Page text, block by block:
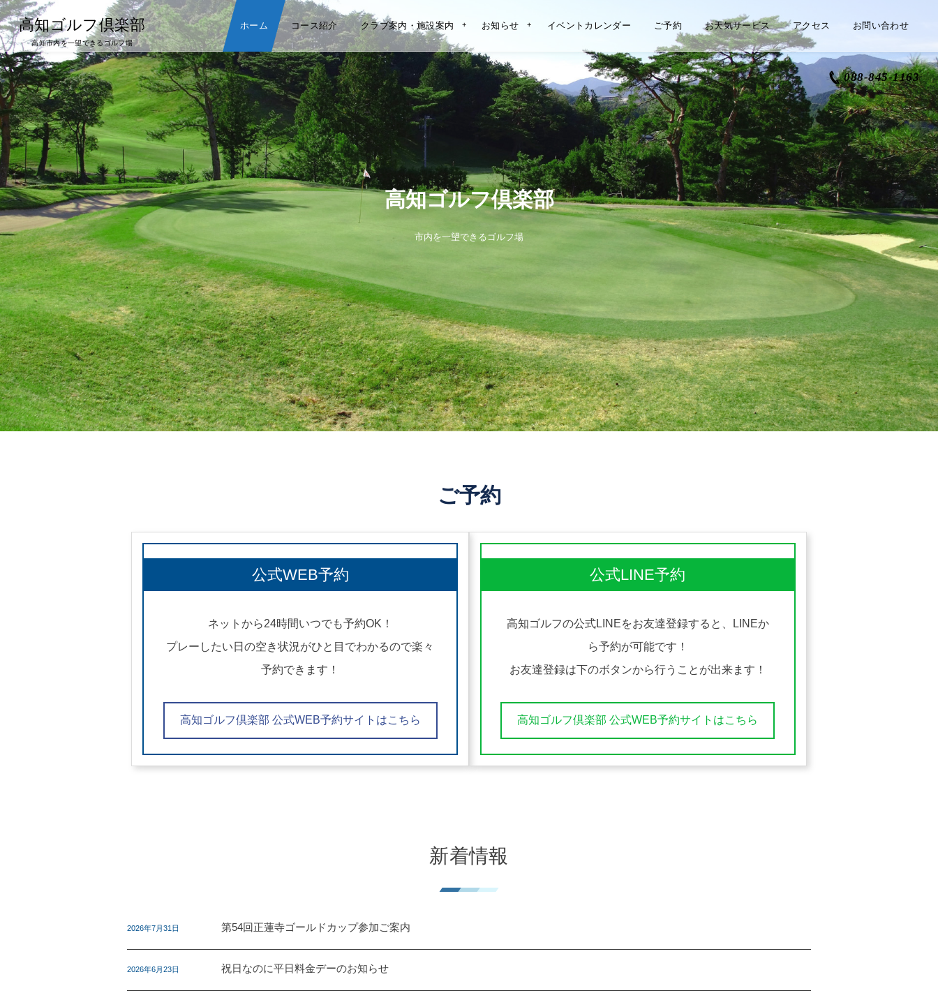
高知ゴルフ倶楽部
高知市内を一望できるゴルフ場
ホーム コース紹介 クラブ案内・施設案内 お知らせ イベントカレンダー ご予約 お天気サービス アクセス お問い合わせ
088-845-1163
高知ゴルフ倶楽部
市内を一望できるゴルフ場
ご予約
公式WEB予約
ネットから24時間いつでも予約OK！
プレーしたい日の空き状況がひと目でわかるので楽々
予約できます！
高知ゴルフ倶楽部 公式WEB予約サイトはこちら
公式LINE予約
高知ゴルフの公式LINEをお友達登録すると、LINEか
ら予約が可能です！
お友達登録は下のボタンから行うことが出来ます！
高知ゴルフ倶楽部 公式WEB予約サイトはこちら
新着情報
2026年7月31日 第54回正蓮寺ゴールドカップ参加ご案内
2026年6月23日 祝日なのに平日料金デーのお知らせ